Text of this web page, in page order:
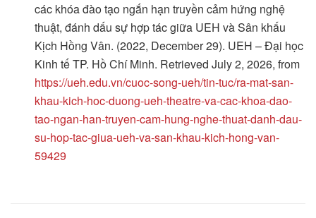
các khóa đào tạo ngắn hạn truyền cảm hứng nghệ
thuật, đánh dấu sự hợp tác giữa UEH và Sân khấu
Kịch Hồng Vân. (2022, December 29). UEH – Đại học
Kinh tế TP. Hồ Chí Minh. Retrieved July 2, 2026, from
https://ueh.edu.vn/cuoc-song-ueh/tin-tuc/ra-mat-san-
khau-kich-hoc-duong-ueh-theatre-va-cac-khoa-dao-
tao-ngan-han-truyen-cam-hung-nghe-thuat-danh-dau-
su-hop-tac-giua-ueh-va-san-khau-kich-hong-van-
59429